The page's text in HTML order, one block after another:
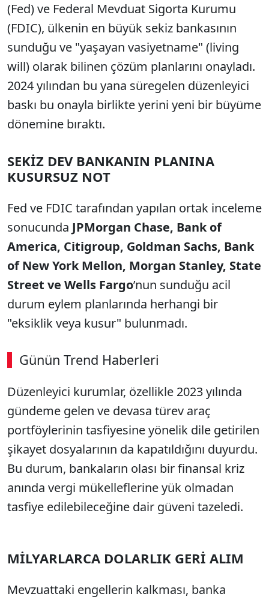
(Fed) ve Federal Mevduat Sigorta Kurumu
(FDIC), ülkenin en büyük sekiz bankasının
sunduğu ve "yaşayan vasiyetname" (living
will) olarak bilinen çözüm planlarını onayladı.
2024 yılından bu yana süregelen düzenleyici
baskı bu onayla birlikte yerini yeni bir büyüme
dönemine bıraktı.
SEKİZ DEV BANKANIN PLANINA
KUSURSUZ NOT
Fed ve FDIC tarafından yapılan ortak inceleme
sonucunda JPMorgan Chase, Bank of
America, Citigroup, Goldman Sachs, Bank
of New York Mellon, Morgan Stanley, State
Street ve Wells Fargo’nun sunduğu acil
durum eylem planlarında herhangi bir
"eksiklik veya kusur" bulunmadı.
Günün Trend Haberleri
Düzenleyici kurumlar, özellikle 2023 yılında
gündeme gelen ve devasa türev araç
portföylerinin tasfiyesine yönelik dile getirilen
şikayet dosyalarının da kapatıldığını duyurdu.
Bu durum, bankaların olası bir finansal kriz
anında vergi mükelleflerine yük olmadan
tasfiye edilebileceğine dair güveni tazeledi.
MİLYARLARCA DOLARLIK GERİ ALIM
Mevzuattaki engellerin kalkması, banka